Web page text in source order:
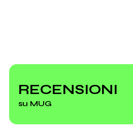
RECENSIONI
su MUG